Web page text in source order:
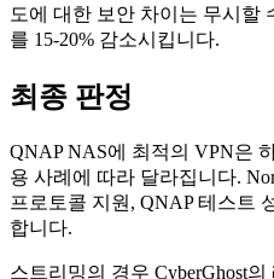
도에 대한 보안 차이는 무시할
를 15-20% 감소시킵니다.
최종 판정
QNAP NAS에 최적의 VPN은
용 사례에 따라 달라집니다.
프로토콜 지원, QNAP 테스트
합니다.
스트리밍의 경우 CyberGhost